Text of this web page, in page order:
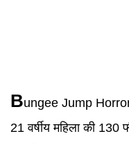
Bungee Jump
21 वर्षीय महिला की